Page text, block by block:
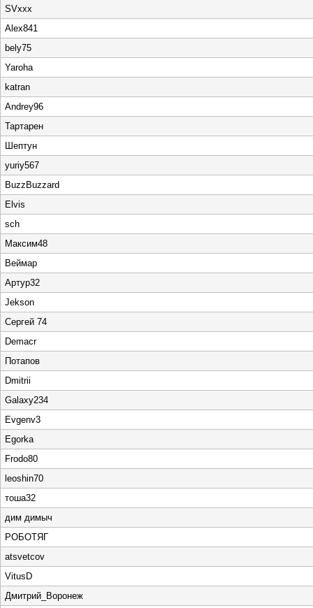
SVxxx
Alex841
bely75
Yaroha
katran
Andrey96
Тартарен
Шептун
yuriy567
BuzzBuzzard
Elvis
sch
Максим48
Веймар
Артур32
Jekson
Сергей 74
Demacr
Потапов
Dmitrii
Galaxy234
Evgenv3
Egorka
Frodo80
leoshin70
тоша32
дим димыч
РОБОТЯГ
atsvetcov
VitusD
Дмитрий_Воронеж